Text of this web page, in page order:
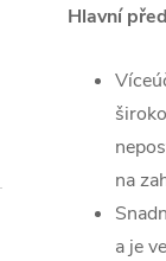
Hlavní
na
a je